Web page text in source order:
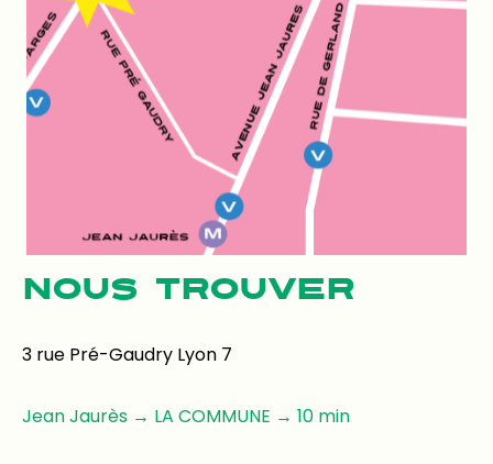
NOUS TROUVER
3 rue Pré-Gaudry Lyon 7
Jean Jaurès → LA COMMUNE → 10 min